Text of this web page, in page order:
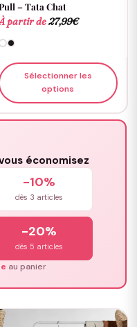
– Tata Chat
partir de27,99€
Sélectionner les
options
économisez
-10%
dès 3 articles
-20%
dès 5 articles
au panier